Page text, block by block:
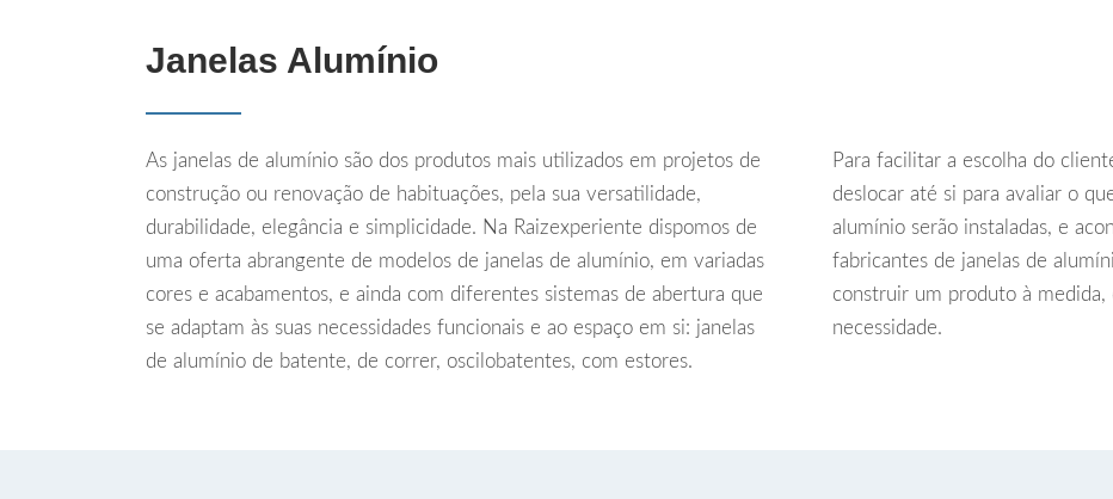
Janelas Alumínio
As janelas de alumínio são dos produtos mais utilizados em projetos de
construção ou renovação de habituações, pela sua versatilidade,
durabilidade, elegância e simplicidade. Na Raizexperiente dispomos de
uma oferta abrangente de modelos de janelas de alumínio, em variadas
cores e acabamentos, e ainda com diferentes sistemas de abertura que
se adaptam às suas necessidades funcionais e ao espaço em si: janelas
de alumínio de batente, de correr, oscilobatentes, com estores.
Para facilitar a escolha do
deslocar até si para avaliar o
alumínio serão instaladas, e
fabricantes de janelas de
construir um produto à
necessidade.